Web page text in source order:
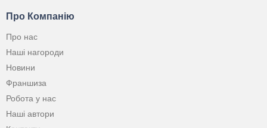
Про Компанію
Про нас
Наші нагороди
Новини
Франшиза
Робота у нас
Наші автори